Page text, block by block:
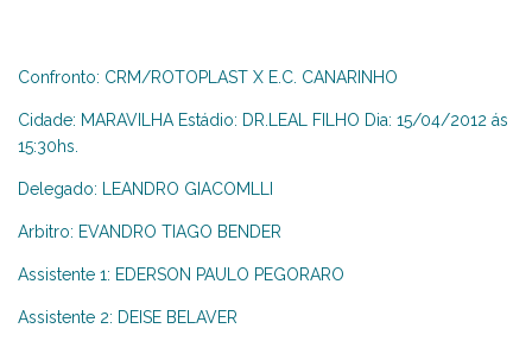
Confronto: CRM/ROTOPLAST X E.C. CANARINHO
Cidade: MARAVILHA Estádio: DR.LEAL FILHO Dia: 15/04/2012 ás
15:30hs.
Delegado: LEANDRO GIACOMLLI
Arbitro: EVANDRO TIAGO BENDER
Assistente 1: EDERSON PAULO PEGORARO
Assistente 2: DEISE BELAVER